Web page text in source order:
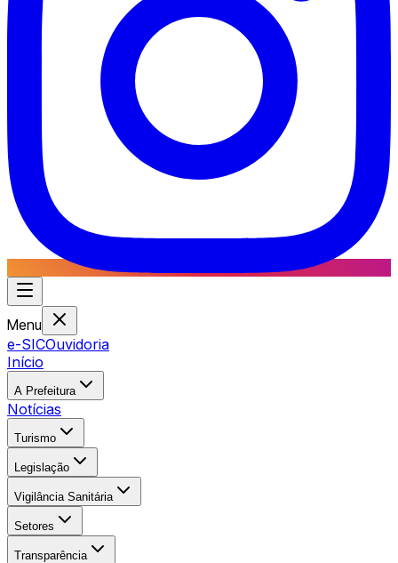
Menu
e-SICOuvidoria
Início
A Prefeitura
Notícias
Turismo
Legislação
Vigilância Sanitária
Setores
Transparência